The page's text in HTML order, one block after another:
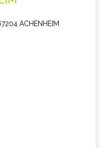
ACHENHEIM